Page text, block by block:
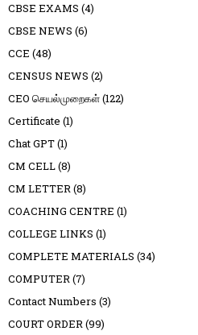
CBSE EXAMS (4)
CBSE NEWS (6)
CCE (48)
CENSUS NEWS (2)
CEO செயல்முறைகள்(122)
Certificate (1)
Chat GPT(1)
CM CELL(8)
CM LETTER(8)
COACHING CENTRE (1)
COLLEGE LINKS (1)
COMPLETE MATERIALS (34)
COMPUTER(7)
Contact Numbers (3)
COURT ORDER(99)